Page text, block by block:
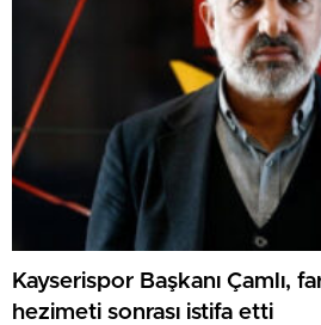
Kayserispor Başkanı Çamlı,
hezimeti sonrası istifa etti